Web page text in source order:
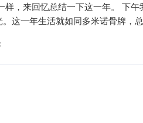
，来回忆总结一下这一年。 下
这一年生活就如同多米诺骨牌，